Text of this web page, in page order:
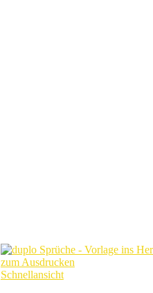
Schnellansicht